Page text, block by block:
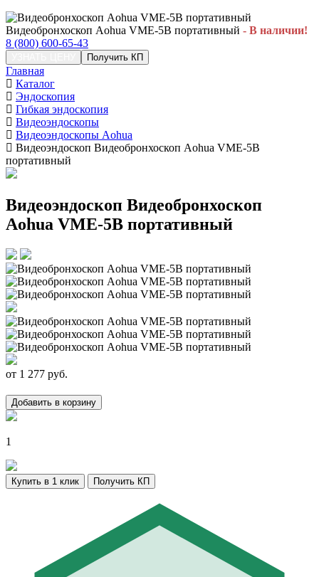
Видеобронхоскоп Aohua VME-5B портативный - В наличии!
8 (800) 600-65-43
Получить КП
Главная
Каталог
Эндоскопия
Гибкая эндоскопия
Видеоэндоскопы
Видеоэндоскопы Aohua
Видеоэндоскоп Видеобронхоскоп Aohua VME-5B
портативный
Видеоэндоскоп Видеобронхоскоп
Aohua VME-5B портативный
от 1 277 руб.
Добавить в корзину
1
Купить в 1 клик Получить КП